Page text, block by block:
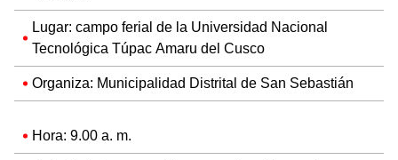
Lugar: campo ferial de la Universidad Nacional
Tecnológica Túpac Amaru del Cusco
Organiza: Municipalidad Distrital de San Sebastián
Hora: 9.00 a. m.